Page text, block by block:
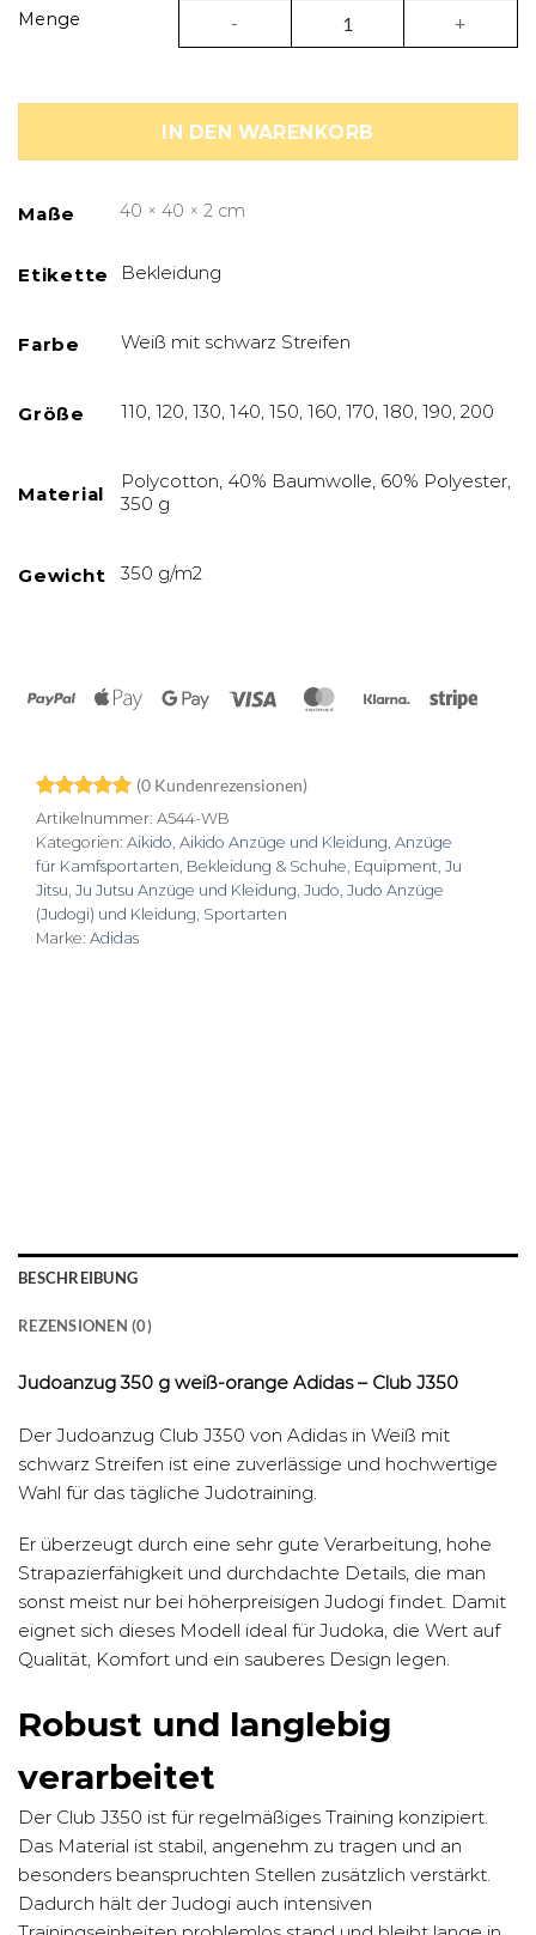
Menge
IN DEN WARENKORB
Maße 40 × 40 × 2 cm
Etikette Bekleidung
Farbe Weiß mit schwarz Streifen
Größe 110, 120, 130, 140, 150, 160, 170, 180, 190, 200
Material
Polycotton, 40% Baumwolle, 60% Polyester,
350 g
Gewicht 350 g/m2
PayPal Apple
Google
Visa MasterCardKlarna Stripe
Bewertet
mit
4.93
von 5,
basierend
auf
14
Kundenbewertungen
(0Kundenrezensionen)
Artikelnummer: A544-WB
Kategorien: Aikido, Aikido Anzüge und Kleidung, Anzüge
für Kamfsportarten, Bekleidung & Schuhe, Equipment, Ju
Jitsu, Ju Jutsu Anzüge und Kleidung, Judo, Judo Anzüge
(Judogi) und Kleidung, Sportarten
Marke: Adidas
BESCHREIBUNG
REZENSIONEN (0)
Judoanzug 350 g weiß-orange Adidas – Club J350
Der Judoanzug Club J350 von Adidas in Weiß mit
schwarz Streifen ist eine zuverlässige und hochwertige
Wahl für das tägliche Judotraining.
Er überzeugt durch eine sehr gute Verarbeitung, hohe
Strapazierfähigkeit und durchdachte Details, die man
sonst meist nur bei höherpreisigen Judogi findet. Damit
eignet sich dieses Modell ideal für Judoka, die Wert auf
Qualität, Komfort und ein sauberes Design legen.
Robust und langlebig
verarbeitet
Der Club J350 ist für regelmäßiges Training konzipiert.
Das Material ist stabil, angenehm zu tragen und an
besonders beanspruchten Stellen zusätzlich verstärkt.
Dadurch hält der Judogi auch intensiven